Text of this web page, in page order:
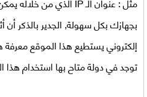
بجهازك بكل سهولة, الجدير بالذكر
إلكتروني يستطيع هذا الموقع معرفة
توجد في دولة متاح بها استخدام هذا